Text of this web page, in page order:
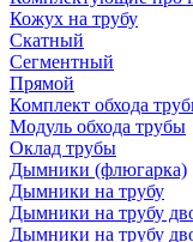
Кожух на трубу
Скатный
Сегментный
Прямой
Комплект обхода
Модуль обхода трубы
Оклад трубы
Дымники (флюгарка)
Дымники на трубу
Дымники на трубу
Дымники на трубу